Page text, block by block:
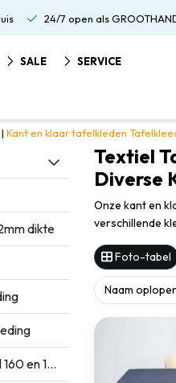
24/7 open als
SALE SERVICE
| Kant en klaar tafelkleden
dikte
Teflon gecoat Tafeltextiel 160 en 180cm breed
Textiel
Diverse
Onze kant en
verschillende
Foto-tabel